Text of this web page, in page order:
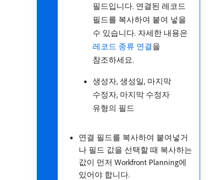
필드입니다. 연결된 레코드
필드를 복사하여 붙여 넣을
수 있습니다. 자세한 내용은
레코드 종류 연결을
참조하세요.
생성자, 생성일, 마지막
수정자, 마지막 수정자
유형의 필드
연결 필드를 복사하여 붙여넣거
나 필드 값을 선택할 때 복사하는
값이 먼저 Workfront Planning에
있어야 합니다.